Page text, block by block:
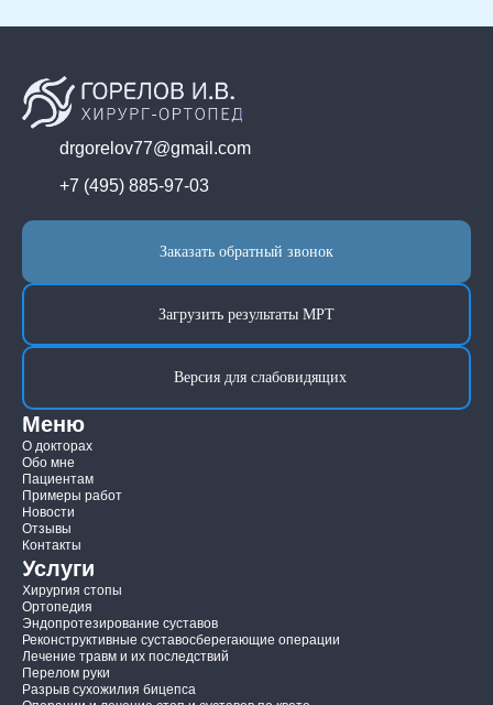
drgorelov77@gmail.com
+7 (495) 885-97-03
Меню
О докторах
Обо мне
Пациентам
Примеры работ
Новости
Отзывы
Контакты
Услуги
Хирургия стопы
Ортопедия
Эндопротезирование суставов
Реконструктивные суставосберегающие операции
Лечение травм и их последствий
Перелом руки
Разрыв сухожилия бицепса
Заказать обратный звонок
Загрузить результаты МРТ
Версия для слабовидящих